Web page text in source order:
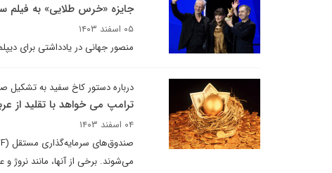
جایزه «خرس طلایی» به فیلم
۰۵ اسفند ۱۴۰۳
منصور جهانی در یادداشتی برای
درباره دستور کاخ سفید به تشکیل
ترامپ می خواهد با تقلید از
۰۴ اسفند ۱۴۰۳
می‌شوند. برخی از آنها، مانند